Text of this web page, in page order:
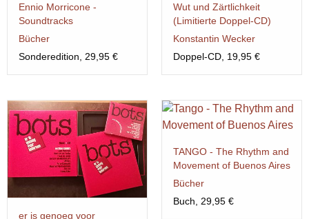
Ennio Morricone -
Soundtracks
Bücher
Sonderedition, 29,95 €
Wut und Zärtlichkeit
(Limitierte Doppel-CD)
Konstantin Wecker
Doppel-CD, 19,95 €
er is genoeg voor
TANGO - The Rhythm and
Movement of Buenos Aires
Bücher
Buch, 29,95 €